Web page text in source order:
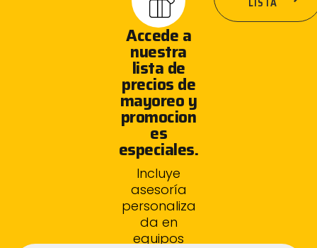
Accede a
nuestra
lista de
precios de
mayoreo y
promocion
es
especiales.
Incluye
asesoría
personaliza
da en
equipos